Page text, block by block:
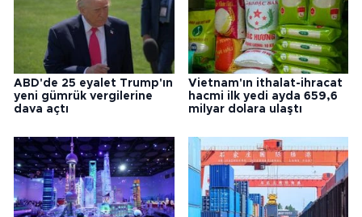
ABD'de 25 eyalet Trump'ın
yeni gümrük vergilerine
dava açtı
Vietnam'ın ithalat-ihracat
hacmi ilk yedi ayda 659,6
milyar dolara ulaştı